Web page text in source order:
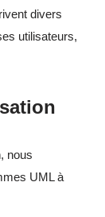
divers
utilisateurs,
nous
UML à